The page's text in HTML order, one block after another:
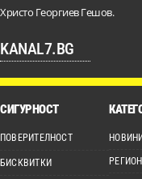
Христо Георгиев Гешов.
KANAL7.BG
СИГУРНОСТ
ПОВЕРИТЕЛНОСТ
БИСКВИТКИ
НОВИНИ